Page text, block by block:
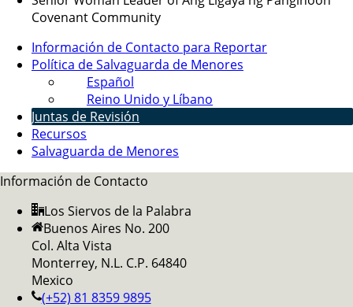
Covenant Community
Información de Contacto para Reportar
Política de Salvaguarda de Menores
Español
Reino Unido y Líbano
Juntas de Revisión
Recursos
Salvaguarda de Menores
Información de Contacto
Los Siervos de la Palabra
Buenos Aires No. 200
Col. Alta Vista
Monterrey, N.L. C.P. 64840
Mexico
(+52) 81 8359 9895